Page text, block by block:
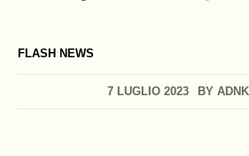
FLASH NEWS
7 LUGLIO 2023 BY